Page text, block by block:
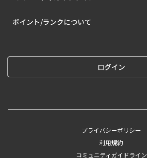
ポイント/ランクについて
ログイン
プライバシーポリシー
利用規約
コミュニティガイドライン